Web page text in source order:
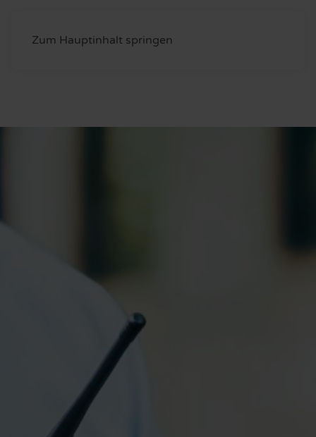
Zum Hauptinhalt springen